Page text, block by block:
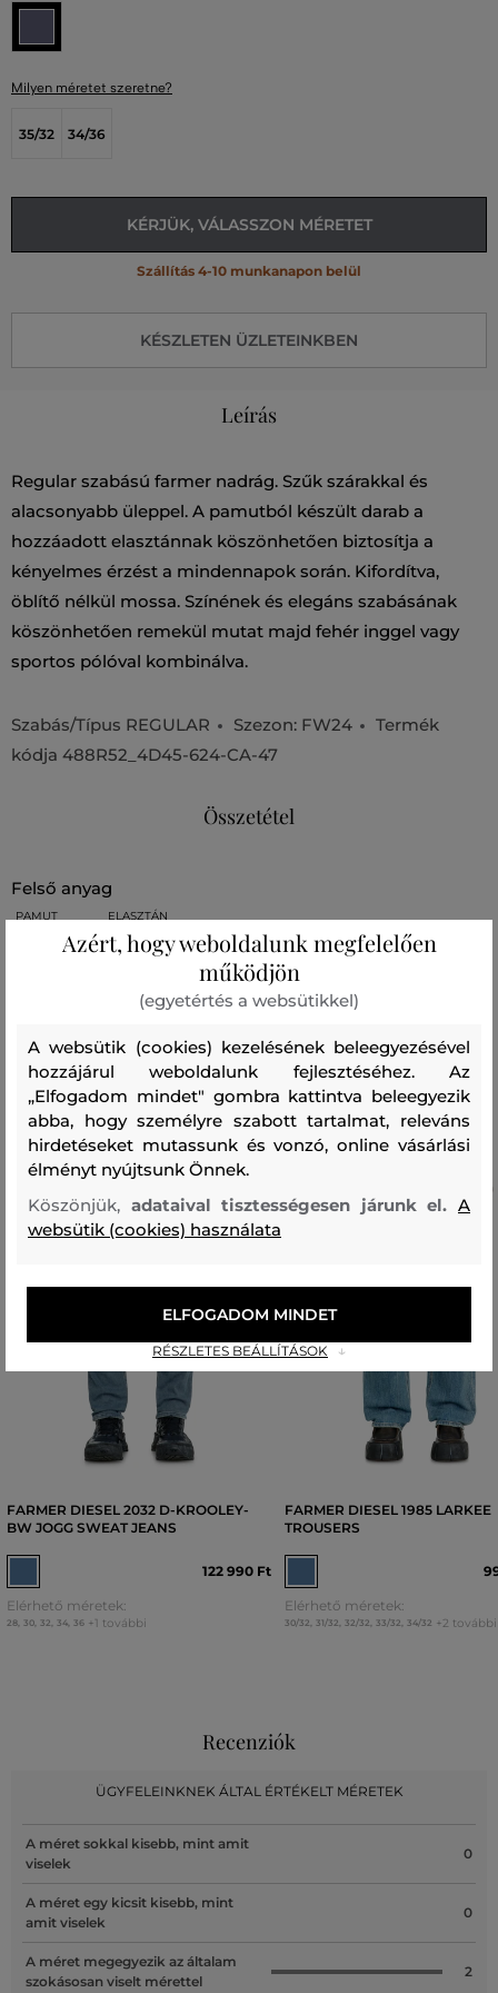
Milyen méretet szeretne?
35/32 34/36
KÉRJÜK, VÁLASSZON MÉRETET
Szállítás 4-10 munkanapon belül
KÉSZLETEN ÜZLETEINKBEN
Leírás
Regular szabású farmer nadrág. Szűk szárakkal és
alacsonyabb üleppel. A pamutból készült darab a
hozzáadott elasztánnak köszönhetően biztosítja a
kényelmes érzést a mindennapok során. Kifordítva,
öblítő nélkül mossa. Színének és elegáns szabásának
köszönhetően remekül mutat majd fehér inggel vagy
sportos pólóval kombinálva.
Szabás/Típus REGULAR Szezon: FW24
Termék
kódja 488R52_4D45-624-CA-47
Összetétel
felső anyag
PAMUT ELASZTÁN
2 %
Ajánlott termékek
FARMER DIESEL 2032 D-KROOLEY-
BW JOGG SWEAT JEANS
122 990 Ft
Elérhető méretek:
28, 30, 32, 34, 36 +1 további
FARMER DIESEL 1985 LARKEE
TROUSERS
Elérhető méretek:
30/32, 31/32, 32/32, 33/32, 34/32 +2 további
Recenziók
ÜGYFELEINKNEK ÁLTAL ÉRTÉKELT MÉRETEK
A méret sokkal kisebb, mint amit
viselek
0
A méret egy kicsit kisebb, mint
amit viselek
0
A méret megegyezik az általam
szokásosan viselt mérettel
2
Azért, hogy weboldalunk megfelelően
működjön
(egyetértés a websütikkel)
A websütik (cookies) kezelésének beleegyezésével
hozzájárul weboldalunk fejlesztéséhez. Az
„Elfogadom mindet" gombra kattintva beleegyezik
abba, hogy személyre szabott tartalmat, releváns
hirdetéseket mutassunk és vonzó, online vásárlási
élményt nyújtsunk Önnek.
Köszönjük, adataival tisztességesen járunk el.A
websütik (cookies) használata
RÉSZLETES BEÁLLÍTÁSOK
ELFOGADOM MINDET